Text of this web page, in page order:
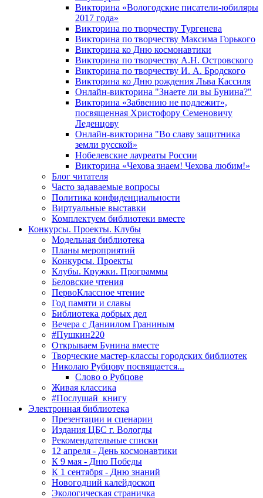
Викторина «Вологодские писатели-юбиляры
2017 года»
Викторина по творчеству Тургенева
Викторина по творчеству Максима Горького
Викторина ко Дню космонавтики
Викторина по творчеству А.Н. Островского
Викторина по творчеству И. А. Бродского
Викторина ко Дню рождения Льва Кассиля
Онлайн-викторина "Знаете ли вы Бунина?"
Викторина «Забвению не подлежит»,
посвященная Христофору Семеновичу
Леденцову
Онлайн-викторина "Во славу защитника
земли русской»
Нобелевские лауреаты России
Викторина «Чехова знаем! Чехова любим!»
Блог читателя
Часто задаваемые вопросы
Политика конфиденциальности
Виртуальные выставки
Комплектуем библиотеки вместе
Конкурсы. Проекты. Клубы
Модельная библиотека
Планы мероприятий
Конкурсы. Проекты
Клубы. Кружки. Программы
Беловские чтения
ПервоКлассное чтение
Год памяти и славы
Библиотека добрых дел
Вечера с Даниилом Граниным
#Пушкин220
Открываем Бунина вместе
Творческие мастер-классы городских библиотек
Николаю Рубцову посвящается...
Слово о Рубцове
Живая классика
#Послушай_книгу
Электронная библиотека
Презентации и сценарии
Издания ЦБС г. Вологды
Рекомендательные списки
12 апреля - День космонавтики
К 9 мая - Дню Победы
К 1 сентября - Дню знаний
Новогодний калейдоскоп
Экологическая страничка